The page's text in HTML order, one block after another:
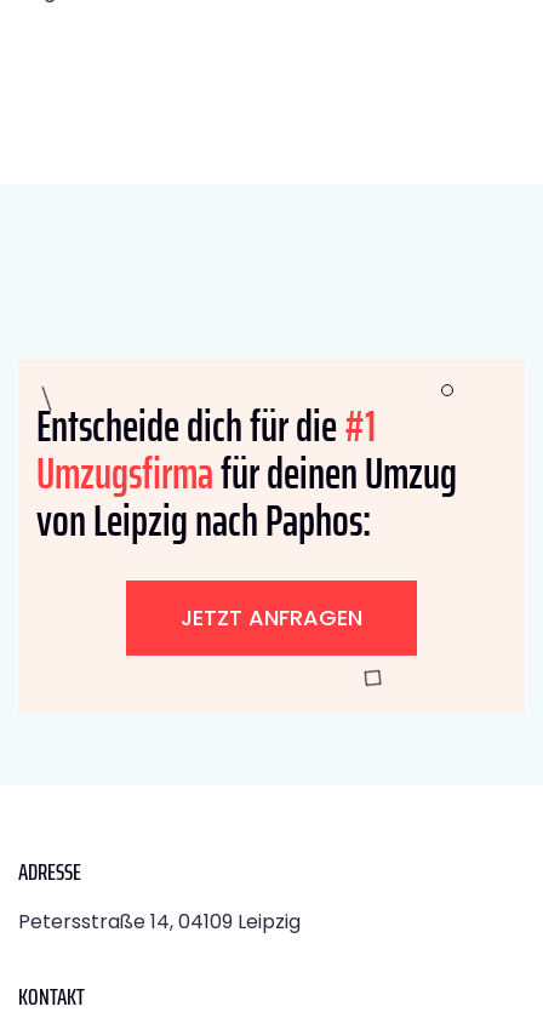
Entscheide dich für die#1
Umzugsfirmafür deinen Umzug
von Leipzig nach Paphos:
JETZT ANFRAGEN
ADRESSE
Petersstraße 14, 04109 Leipzig
KONTAKT